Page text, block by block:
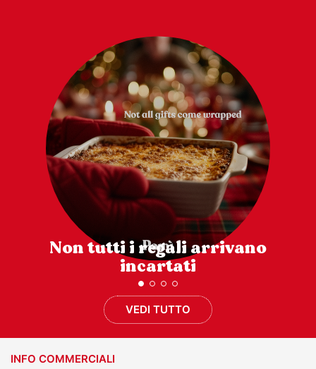
Non tutti i regali arrivano
incartati
VEDI TUTTO
INFO COMMERCIALI